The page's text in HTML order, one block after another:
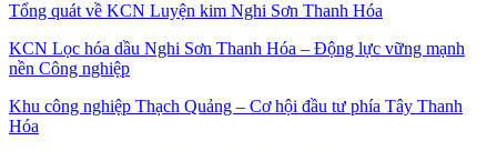
Tổng quát về KCN Luyện kim Nghi Sơn Thanh Hóa
KCN Lọc hóa dầu Nghi Sơn Thanh Hóa – Động lực vững mạnh
nền Công nghiệp
Khu công nghiệp Thạch Quảng – Cơ hội đầu tư phía Tây Thanh
Hóa